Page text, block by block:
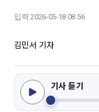
입력 2026-05-18 08:56
김민서 기자
기사 듣기